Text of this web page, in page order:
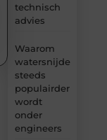
technisch
advies
Waarom
watersnijden
steeds
populairder
wordt
onder
engineers